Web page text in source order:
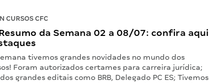
CURSOS CFC
da Semana 02 a 08/07: confira aqui
tivemos grandes novidades no mundo dos
Foram autorizados certames para carreira jurídica;
grandes editais como BRB, Delegado PC ES; Tivemos